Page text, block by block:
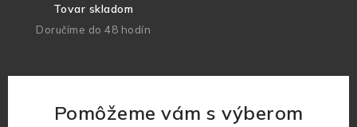
Tovar skladom
Doručíme do 48 hodín
Pomôžeme vám s výberom